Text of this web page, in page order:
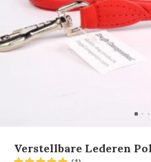
Verstellbare Lederen